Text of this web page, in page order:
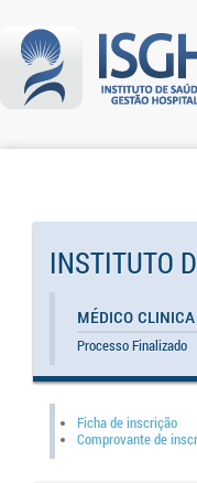
INSTITUTO
Médico
Processo Finalizado
Ficha de inscrição
Comprovante de